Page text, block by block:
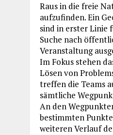
Raus in die freie
aufzufinden. Ein
sind in erster Linie
Suche nach
Veranstaltung
Im Fokus stehen
Lösen von
treffen die Teams
sämtliche
An den
bestimmten
weiteren Verlauf